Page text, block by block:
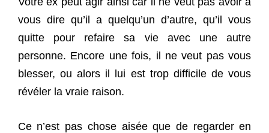
vous dire qu’il a quelqu’un d’autre, qu’il vous
quitte pour refaire sa vie avec une autre
personne. Encore une fois, il ne veut pas vous
blesser, ou alors il lui est trop difficile de vous
révéler la vraie raison.
Ce n’est pas chose aisée que de regarder en